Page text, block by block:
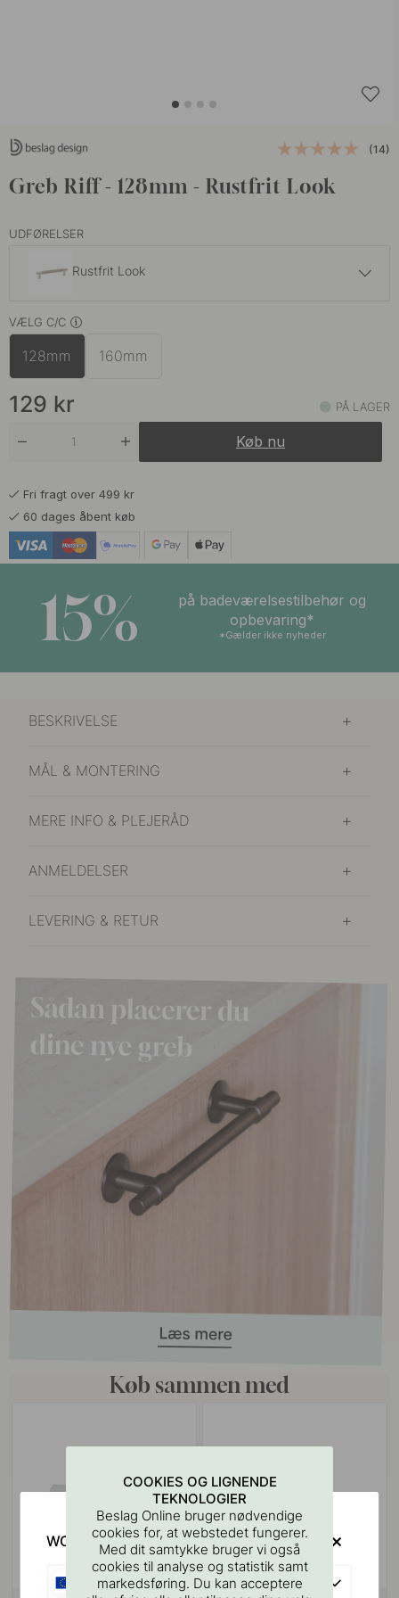
(14)
Greb Riff - 128mm - Rustfrit Look
UDFØRELSER
Rustfrit Look
Mat Messing
Mat Sort
VÆLG C/C
128mm 160mm
129 kr PÅ LAGER
Køb nu
Fri fragt over 499 kr
60 dages åbent køb
15%
på badeværelsestilbehør og
opbevaring*
*Gælder ikke nyheder
BESKRIVELSE
MÅL & MONTERING
MERE INFO & PLEJERÅD
ANMELDELSER
LEVERING & RETUR
Køb sammen med
COOKIES OG LIGNENDE
TEKNOLOGIER
Beslag Online bruger nødvendige
cookies for, at webstedet fungerer.
Med dit samtykke bruger vi også
cookies til analyse og statistik samt
markedsføring. Du kan acceptere
WOULD YOU RATHER VISIT?
EU